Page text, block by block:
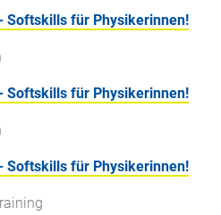
Softskills für Physikerinnen!
Softskills für Physikerinnen!
Softskills für Physikerinnen!